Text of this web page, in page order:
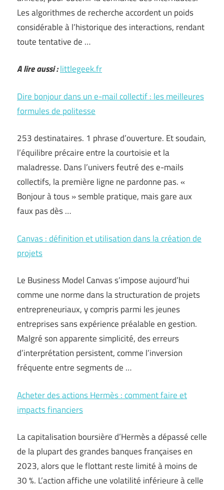
Les algorithmes de recherche accordent un poids
considérable à l’historique des interactions, rendant
toute tentative de …
A lire aussi :littlegeek.fr
Dire bonjour dans un e-mail collectif : les meilleures
formules de politesse
253 destinataires. 1 phrase d’ouverture. Et soudain,
l’équilibre précaire entre la courtoisie et la
maladresse. Dans l’univers feutré des e-mails
collectifs, la première ligne ne pardonne pas. «
Bonjour à tous » semble pratique, mais gare aux
faux pas dès …
Canvas : définition et utilisation dans la création de
projets
Le Business Model Canvas s’impose aujourd’hui
comme une norme dans la structuration de projets
entrepreneuriaux, y compris parmi les jeunes
entreprises sans expérience préalable en gestion.
Malgré son apparente simplicité, des erreurs
d’interprétation persistent, comme l’inversion
fréquente entre segments de …
Acheter des actions Hermès : comment faire et
impacts financiers
La capitalisation boursière d’Hermès a dépassé celle
de la plupart des grandes banques françaises en
2023, alors que le flottant reste limité à moins de
30 %. L’action affiche une volatilité inférieure à celle